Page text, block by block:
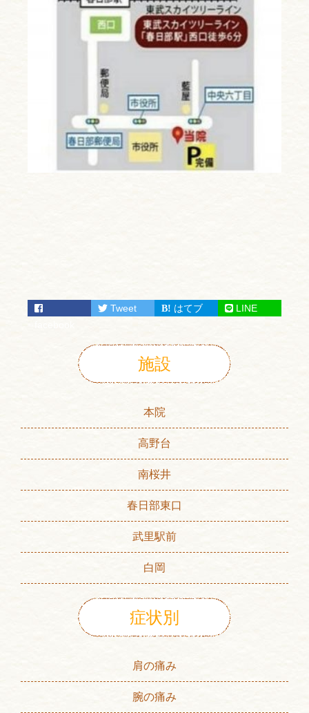
Tweet はてブ LINE
施設
本院
高野台
南桜井
春日部東口
武里駅前
白岡
症状別
肩の痛み
腕の痛み